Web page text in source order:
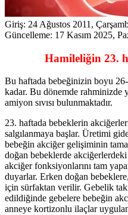
Giriş: 24 Ağustos 2011,
Güncelleme: 17 Kasım 2025,
Hamileliğin 23.
Bu haftada bebeğinizin boyu
kadar. Bu dönemde rahminizde
amiyon sıvısı bulunmaktadır.
23. haftada bebeklerin
salgılanmaya başlar. Üretimi
bebeğin akciğer gelişiminin
doğan bebeklerde
akciğer fonksiyonlarını tam
duyarlar. Erken doğan
için sürfaktan verilir. Gebelik
edildiğinde gebelere bebeğin
anneye kortizonlu ilaçlar